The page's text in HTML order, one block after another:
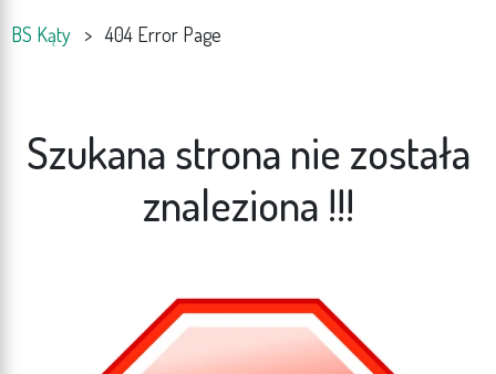
BS Kąty >404 Error Page
Szukana strona nie została
znaleziona !!!